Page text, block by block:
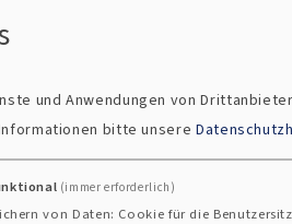
Die Christuskirche ist seit ihrer
Ort des Innehaltens, des stillen
an dem wir das Leben feiern
und Anwendungen von
bitte unsere
(immer erforderlich)
von Daten: Cookie für die